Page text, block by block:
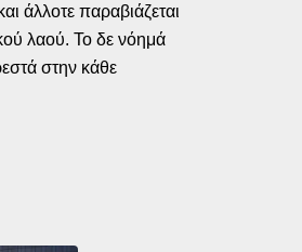
άλλοτε παραβιάζεται
λαού. Το δε νόημά
στην κάθε